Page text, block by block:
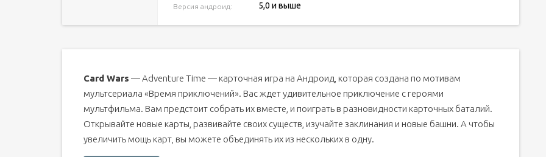
Версия андроид: 5,0 и выше
Card Wars — Adventure Time — карточная игра на Андроид, которая создана по мотивам
мультсериала «Время приключений». Вас ждет удивительное приключение с героями
мультфильма. Вам предстоит собрать их вместе, и поиграть в разновидности карточных баталий.
Открывайте новые карты, развивайте своих существ, изучайте заклинания и новые башни. А чтобы
увеличить мощь карт, вы можете объединять их из нескольких в одну.